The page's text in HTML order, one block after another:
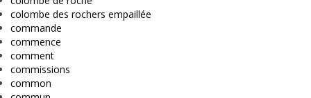
colombe des rochers empaillée
commande
commence
comment
commissions
common